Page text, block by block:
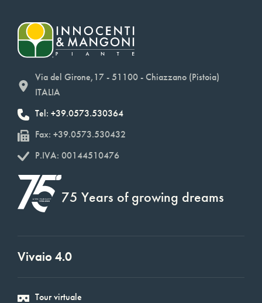
Via del Girone,17 - 51100 - Chiazzano (Pistoia)
ITALIA
Tel: +39.0573.530364
Fax: +39.0573.530432
P.IVA: 00144510476
75 Years of growing dreams
Vivaio 4.0
Tour virtuale